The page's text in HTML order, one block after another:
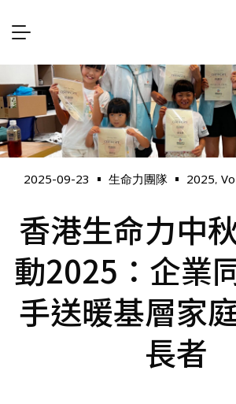
2025-09-23 生命力團隊 2025,
香港生命力中
動2025：企業
手送暖基層家
長者